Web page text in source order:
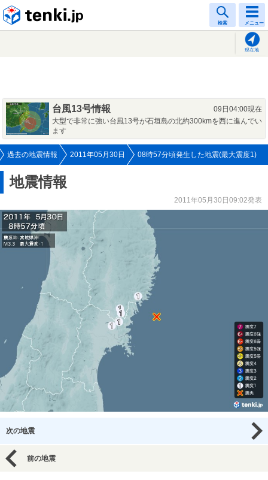
検索 メニュー
現在地
台風13号情報
09日04:00現在
大型で非常に強い台風13号が石垣島の北約300kmを西に進んでい
ます
過去の地震情報 2011年05月30日 08時57分頃発生した地震(最大震度1)
地震情報
2011年05月30日09:02発表
次の地震
前の地震